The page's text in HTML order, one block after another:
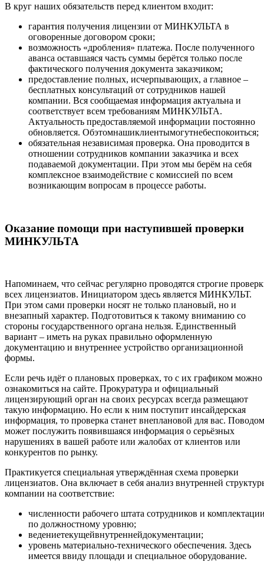
В круг наших обязательств перед клиентом входит:
гарантия получения лицензии от МИНКУЛЬТА в
оговоренные договором сроки;
возможность «дробления» платежа. После полученного
аванса оставшаяся часть суммы берётся только после
фактического получения документа заказчиком;
предоставление полных, исчерпывающих, а главное –
бесплатных консультаций от сотрудников нашей
компании. Вся сообщаемая информация актуальна и
соответствует всем требованиям МИНКУЛЬТА.
Актуальность предоставляемой информации постоянно
обновляется. Обэтомнашиклиентымогутнебеспокоиться;
обязательная независимая проверка. Она проводится в
отношении сотрудников компании заказчика и всех
подаваемой документации. При этом мы берём на себя
комплексное взаимодействие с комиссией по всем
возникающим вопросам в процессе работы.
Оказание помощи при наступившей проверки
МИНКУЛЬТА
Напоминаем, что сейчас регулярно проводятся строгие
всех лицензиатов. Инициатором здесь является МИНКУЛЬТ.
При этом сами проверки носят не только плановый, но и
внезапный характер. Подготовиться к такому вниманию со
стороны государственного органа нельзя. Единственный
вариант – иметь на руках правильно оформленную
документацию и внутреннее устройство организационной
формы.
Если речь идёт о плановых проверках, то с их графиком можно
ознакомиться на сайте. Прокуратура и официальный
лицензирующий орган на своих ресурсах всегда размещают
такую информацию. Но если к ним поступит инсайдерская
информация, то проверка станет внеплановой для вас. Поводом
может послужить появившаяся информация о серьёзных
нарушениях в вашей работе или жалобах от клиентов или
конкурентов по рынку.
Практикуется специальная утверждённая схема проверки
лицензиатов. Она включает в себя анализ внутренней
компании на соответствие:
численности рабочего штата сотрудников и
по должностному уровню;
ведениетекущейвнутреннейдокументации;
уровень материально-технического обеспечения. Здесь
имеется ввиду площади и специальное оборудование.